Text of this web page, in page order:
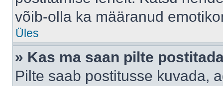
võib-olla ka määranud
Üles
» Kas ma saan pilte
Pilte saab postitusse kuvada,